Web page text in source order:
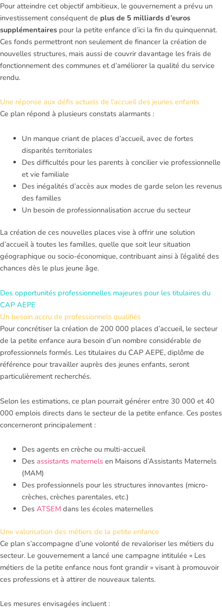
Pour atteindre cet objectif ambitieux, le gouvernement a prévu un
investissement conséquent de plus de 5 milliards d’euros
supplémentaires pour la petite enfance d’ici la fin du quinquennat.
Ces fonds permettront non seulement de financer la création de
nouvelles structures, mais aussi de couvrir davantage les frais de
fonctionnement des communes et d’améliorer la qualité du service
rendu.
Une réponse aux défis actuels de l’accueil des jeunes enfants
Ce plan répond à plusieurs constats alarmants :
Un manque criant de places d’accueil, avec de fortes
disparités territoriales
Des difficultés pour les parents à concilier vie professionnelle
et vie familiale
Des inégalités d’accès aux modes de garde selon les revenus
des familles
Un besoin de professionnalisation accrue du secteur
La création de ces nouvelles places vise à offrir une solution
d’accueil à toutes les familles, quelle que soit leur situation
géographique ou socio-économique, contribuant ainsi à l’égalité des
chances dès le plus jeune âge.
Des opportunités professionnelles majeures pour les titulaires du
CAP AEPE
Un besoin accru de professionnels qualifiés
Pour concrétiser la création de 200 000 places d’accueil, le secteur
de la petite enfance aura besoin d’un nombre considérable de
professionnels formés. Les titulaires du CAP AEPE, diplôme de
référence pour travailler auprès des jeunes enfants, seront
particulièrement recherchés.
Selon les estimations, ce plan pourrait générer entre 30 000 et 40
000 emplois directs dans le secteur de la petite enfance. Ces postes
concerneront principalement :
Des agents en crèche ou multi-accueil
Des assistants maternelsen Maisons d’Assistants Maternels
(MAM)
Des professionnels pour les structures innovantes (micro-
crèches, crèches parentales, etc.)
Des ATSEMdans les écoles maternelles
Une valorisation des métiers de la petite enfance
Ce plan s’accompagne d’une volonté de revaloriser les métiers du
secteur. Le gouvernement a lancé une campagne intitulée « Les
métiers de la petite enfance nous font grandir » visant à promouvoir
ces professions et à attirer de nouveaux talents.
Les mesures envisagées incluent :